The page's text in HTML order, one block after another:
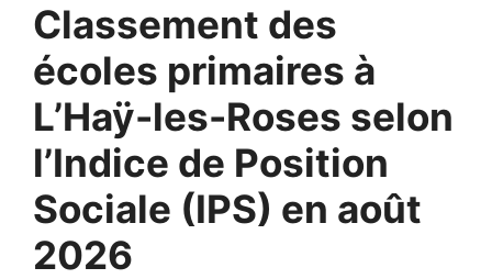
Classement des
écoles primaires à
L’Haÿ-les-Roses selon
l’Indice de Position
Sociale (IPS) en août
2026